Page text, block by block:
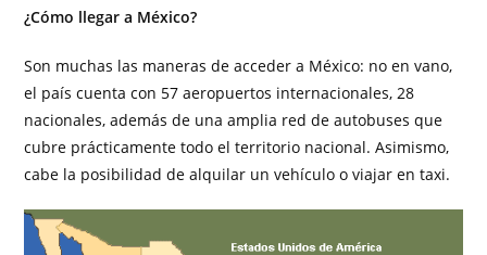
¿Cómo llegar a México?
Son muchas las maneras de acceder a México: no en vano,
el país cuenta con 57 aeropuertos internacionales, 28
nacionales, además de una amplia red de autobuses que
cubre prácticamente todo el territorio nacional. Asimismo,
cabe la posibilidad de alquilar un vehículo o viajar en taxi.